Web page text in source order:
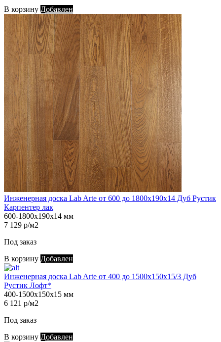
В корзину Добавлен
Инженерная доска Lab Arte от 600 до 1800х190х14 Дуб Рустик
Карпентер лак
600-1800х190х14 мм
7 129 р/м2
Под заказ
В корзину Добавлен
Инженерная доска Lab Arte от 400 до 1500х150х15/3 Дуб
Рустик Лофт*
400-1500х150х15 мм
6 121 р/м2
Под заказ
В корзину Добавлен